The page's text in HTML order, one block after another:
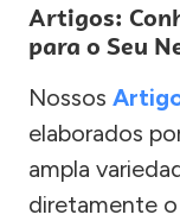
Artigos:
para o Seu
Nossos
elaborados
ampla
diretamente